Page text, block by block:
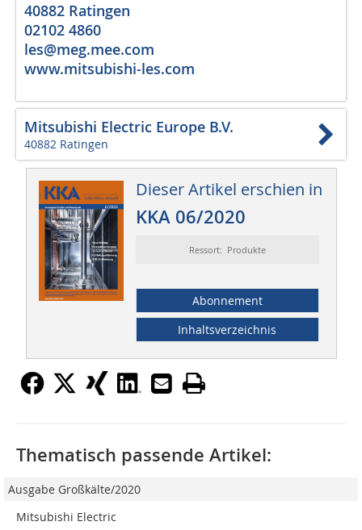
40882 Ratingen
02102 4860
les@meg.mee.com
www.mitsubishi-les.com
Mitsubishi Electric Europe B.V.
40882 Ratingen
Dieser Artikel erschien in
KKA 06/2020
Ressort: Produkte
Abonnement
Inhaltsverzeichnis
Thematisch passende Artikel:
Ausgabe Großkälte/2020
Mitsubishi Electric